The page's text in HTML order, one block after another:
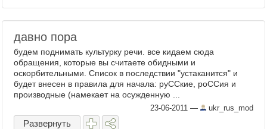
давно пора
будем поднимать культурку речи. все кидаем сюда
обращения, которые вы считаете обидными и
оскорбительными. Список в последствии "устаканится" и
будет внесен в правила для начала: руССкие, роССия и
производные (намекает на осужденную ...
23-06-2011 — ukr_rus_mod
Развернуть